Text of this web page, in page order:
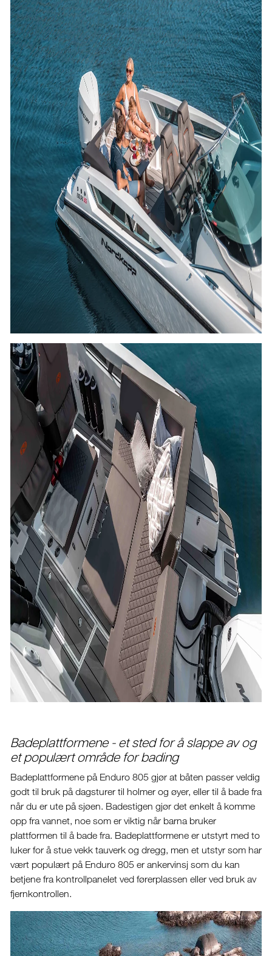
Badeplattformene - et sted for å slappe av og
et populært område for bading
Badeplattformene på Enduro 805 gjør at båten passer veldig
godt til bruk på dagsturer til holmer og øyer, eller til å bade fra
når du er ute på sjøen. Badestigen gjør det enkelt å komme
opp fra vannet, noe som er viktig når barna bruker
plattformen til å bade fra. Badeplattformene er utstyrt med to
luker for å stue vekk tauverk og dregg, men et utstyr som har
vært populært på Enduro 805 er ankervinsj som du kan
betjene fra kontrollpanelet ved førerplassen eller ved bruk av
fjernkontrollen.